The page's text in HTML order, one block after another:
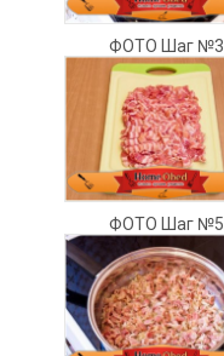
ФОТО Шаг №3.
ФОТО Шаг №5.